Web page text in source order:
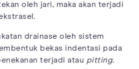
oleh jari, maka akan terjadi
drainase oleh sistem
bekas indentasi pada
terjadi atau pitting.